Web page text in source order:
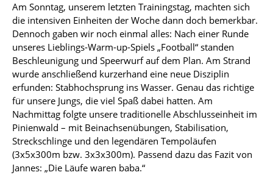
Am Sonntag, unserem letzten Trainingstag, machten sich
die intensiven Einheiten der Woche dann doch bemerkbar.
Dennoch gaben wir noch einmal alles: Nach einer Runde
unseres Lieblings-Warm-up-Spiels „Football“ standen
Beschleunigung und Speerwurf auf dem Plan. Am Strand
wurde anschließend kurzerhand eine neue Disziplin
erfunden: Stabhochsprung ins Wasser. Genau das richtige
für unsere Jungs, die viel Spaß dabei hatten. Am
Nachmittag folgte unsere traditionelle Abschlusseinheit im
Pinienwald – mit Beinachsenübungen, Stabilisation,
Streckschlinge und den legendären Tempoläufen
(3x5x300m bzw. 3x3x300m). Passend dazu das Fazit von
Jannes: „Die Läufe waren baba.“